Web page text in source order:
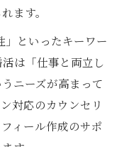
ます。
」といったキーワー
は「仕事と両立し
ニーズが高まって
対応のカウンセリ
ィール作成のサポ